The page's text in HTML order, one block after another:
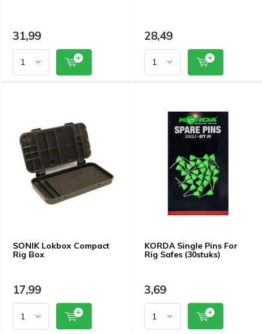
31,99 28,49
SONIK Lokbox Compact
Rig Box
17,99
KORDA Single Pins For
Rig Safes (30stuks)
3,69